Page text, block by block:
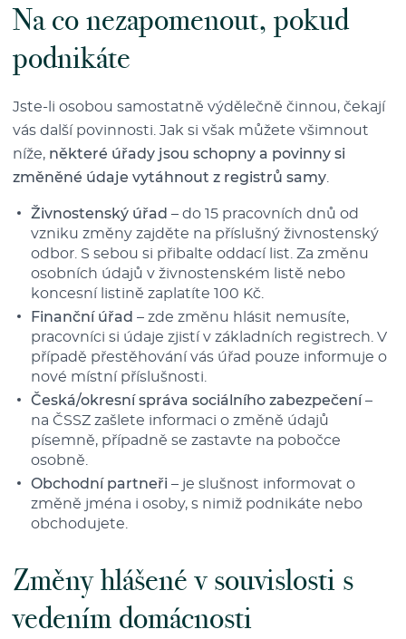
Na co nezapomenout, pokud
podnikáte
Jste-li osobou samostatně výdělečně činnou, čekají
vás další povinnosti. Jak si však můžete všimnout
níže, některé úřady jsou schopny a povinny si
změněné údaje vytáhnout z registrů samy.
Živnostenský úřad – do 15 pracovních dnů od
vzniku změny zajděte na příslušný živnostenský
odbor. S sebou si přibalte oddací list. Za změnu
osobních údajů v živnostenském listě nebo
koncesní listině zaplatíte 100 Kč.
Finanční úřad – zde změnu hlásit nemusíte,
pracovníci si údaje zjistí v základních registrech. V
případě přestěhování vás úřad pouze informuje o
nové místní příslušnosti.
Česká/okresní správa sociálního zabezpečení –
na ČSSZ zašlete informaci o změně údajů
písemně, případně se zastavte na pobočce
osobně.
Obchodní partneři – je slušnost informovat o
změně jména i osoby, s nimiž podnikáte nebo
obchodujete.
Změny hlášené v souvislosti s
vedením domácnosti